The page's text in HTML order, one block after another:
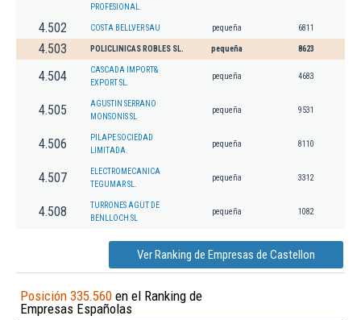
PROFESIONAL.
4.502 COSTA BELLVER SAU pequeña 6811
4.503 POLICLINICAS ROBLES SL. pequeña 8623
4.504
CASCADA IMPORT&
EXPORT SL.
pequeña 4683
4.505
AGUSTIN SERRANO
MONSONIS SL
pequeña 9531
4.506
PILAPE SOCIEDAD
LIMITADA.
pequeña 8110
4.507
ELECTROMECANICA
TEGUMAR SL.
pequeña 3312
4.508
TURRONES AGUT DE
BENLLOCH SL
pequeña 1082
Ver Ranking de Empresas de Castellon
Posición 335.560 en el Ranking de
Empresas Españolas